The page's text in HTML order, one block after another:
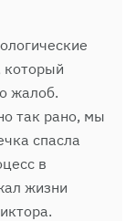
который
жалоб.
так рано, мы
спасла
в
жизни